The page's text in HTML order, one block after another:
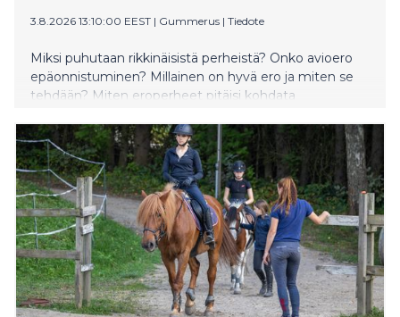
3.8.2026 13:10:00 EEST | Gummerus | Tiedote
Miksi puhutaan rikkinäisistä perheistä? Onko avioero
epäonnistuminen? Millainen on hyvä ero ja miten se
tehdään? Miten eroperheet pitäisi kohdata
ja Antti Bergin Päätös – Erokirja lapsiperheen
vanhemmille (Gummerus) on raikkaan suorapuheinen,
hauska ja henkilökohtainen teos, joka kyseenalaistaa
määrätietoisesti eroon liitettyä häpeää ja kokoaa
yhteen kaiken tiedon, mitä tarvitaan hyvään eroon.
Kirja ilmestyy 24.8.